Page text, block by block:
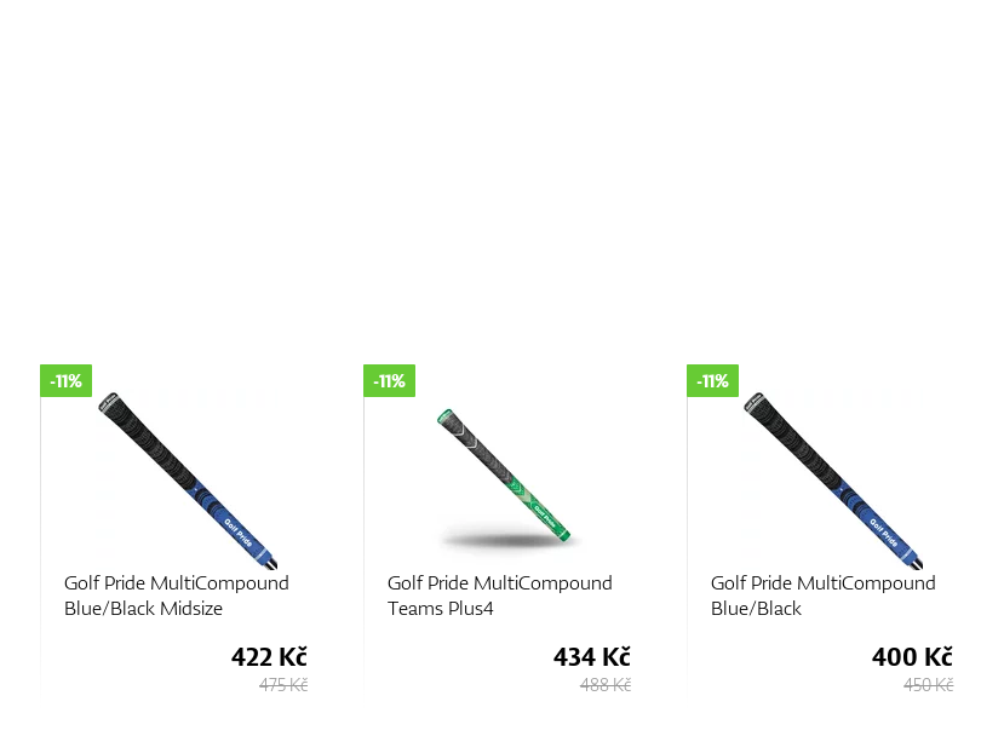
Golf Pride MultiCompound
Teams Plus4
-11%
434 Kč
488 Kč
Golf Pride MultiCompound
Blue/Black
-11%
400 Kč
450 Kč
Golf Pride MultiCompound
Teams Plus4
-11%
434 Kč
488 Kč